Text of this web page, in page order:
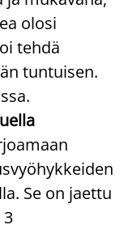
olosi
tehdä
tuntuisen.
Se on jaettu